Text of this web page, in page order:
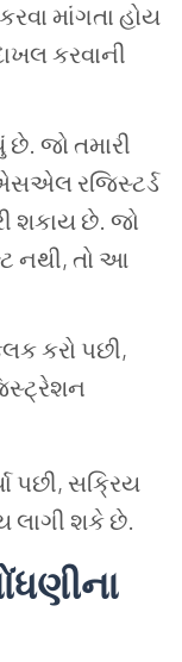
કરવા માંગતા હોય
કરવાની
છે. જો તમારી
રજિસ્ટર્ડ
શકાય છે. જો
નથી, તો આ
કરો પછી,
પછી, સક્રિય
લાગી શકે છે.